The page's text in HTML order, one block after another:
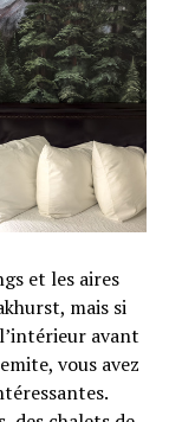
et les aires
mais si
avant
vous avez